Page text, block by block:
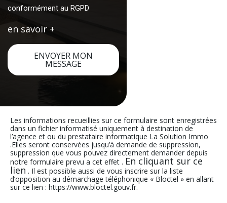
conformément au RGPD
en savoir +
ENVOYER MON
MESSAGE
Les informations recueillies sur ce formulaire sont enregistrées
dans un fichier informatisé uniquement à destination de
l’agence et ou du prestataire informatique La Solution Immo
.Elles seront conservées jusqu’à demande de suppression,
suppression que vous pouvez directement demander depuis
notre formulaire prevu a cet effet . En cliquant sur ce
lien . Il est possible aussi de vous inscrire sur la liste
d’opposition au démarchage téléphonique « Bloctel » en allant
sur ce lien : https://www.bloctel.gouv.fr.